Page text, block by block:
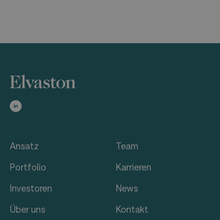
Ansatz
Portfolio
Investoren
Über uns
Team
Karrieren
News
Kontakt